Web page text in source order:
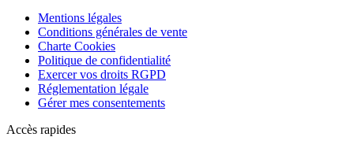
Mentions légales
Conditions générales de vente
Charte Cookies
Politique de confidentialité
Exercer vos droits RGPD
Réglementation légale
Gérer mes consentements
Accès rapides